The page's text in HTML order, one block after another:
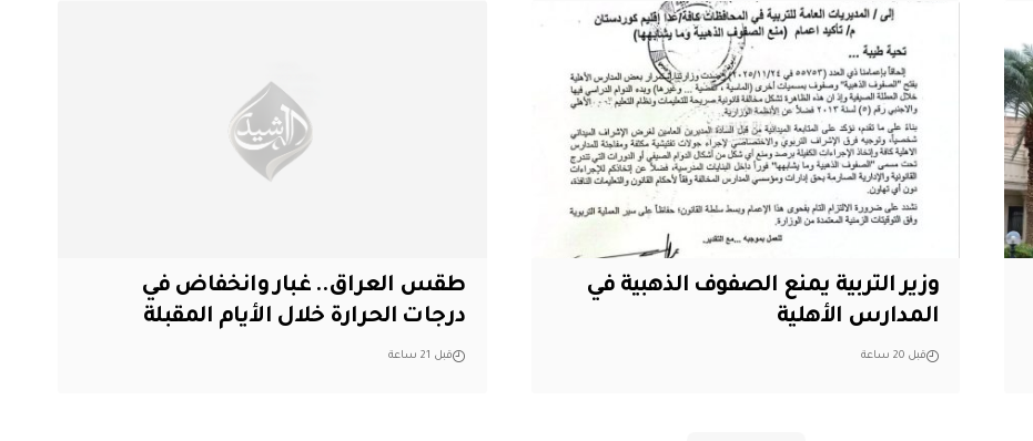
وزير التربية يمنع الصفوف الذهبية في
المدارس الأهلية
قبل 20 ساعة
طقس العراق.. غبار وانخفاض في
درجات الحرارة خلال الأيام المقبلة
قبل 21 ساعة